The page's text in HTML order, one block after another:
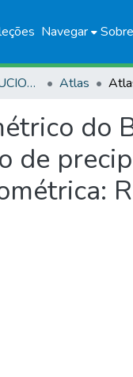
Navegar Sobre
PRODUÇÃO INSTITUCIONAL Atlas
do
de